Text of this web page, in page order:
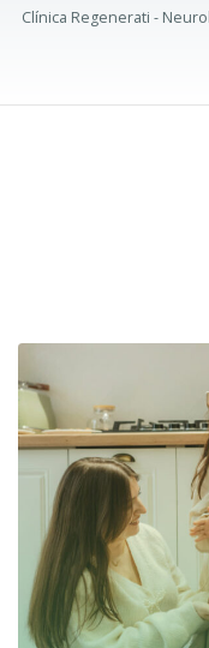
Clínica Regenerati -